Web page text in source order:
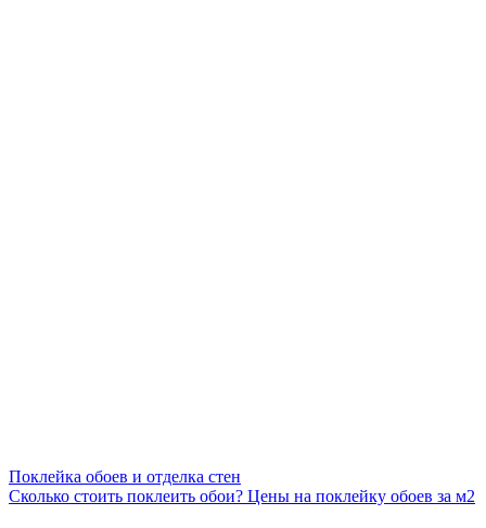
Поклейка обоев и отделка стен
Сколько стоить поклеить обои? Цены на поклейку обоев за м2